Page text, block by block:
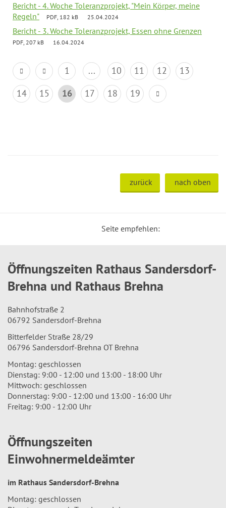
Bericht - 4. Woche Toleranzprojekt, "Mein Körper, meine
Regeln"
PDF, 182 kB 25.04.2024
Bericht - 3. Woche Toleranzprojekt, Essen ohne Grenzen
PDF, 207 kB 16.04.2024
1 ... 10 11 12
13
14
15 16 17 18 19
zurück nach oben
Seite empfehlen:
Öffnungszeiten Rathaus Sandersdorf-
Brehna und Rathaus Brehna
Bahnhofstraße 2
06792 Sandersdorf-Brehna
Bitterfelder Straße 28/29
06796 Sandersdorf-Brehna OT Brehna
Montag: geschlossen
Dienstag: 9:00 - 12:00 und 13:00 - 18:00 Uhr
Mittwoch: geschlossen
Donnerstag: 9:00 - 12:00 und 13:00 - 16:00 Uhr
Freitag: 9:00 - 12:00 Uhr
Öffnungszeiten
Einwohnermeldeämter
im Rathaus Sandersdorf-Brehna
Montag: geschlossen